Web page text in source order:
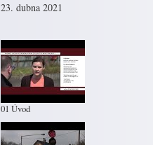
23. dubna 2021
01 Úvod